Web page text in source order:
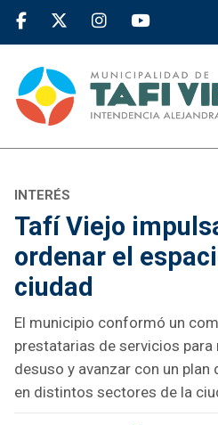
INTERÉS
Tafí Viejo
ordenar el
ciudad
El municipio conformó un
prestatarias de servicios
desuso y avanzar con un
en distintos sectores de la